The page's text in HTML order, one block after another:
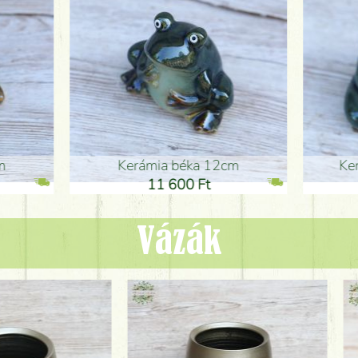
béka 12cm
600 Ft
Kerámia béka 12cm
11 600 Ft
Vázák